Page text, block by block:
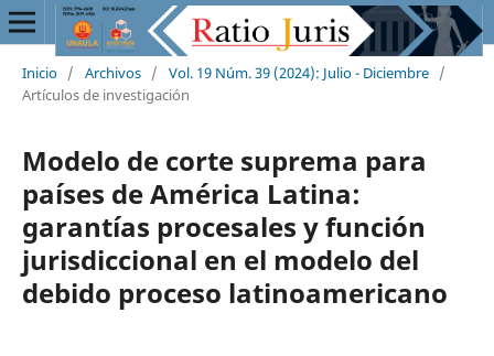
Inicio / Archivos / Vol. 19 Núm. 39 (2024): Julio - Diciembre /
Artículos de investigación
Modelo de corte suprema para
países de América Latina:
garantías procesales y función
jurisdiccional en el modelo del
debido proceso latinoamericano